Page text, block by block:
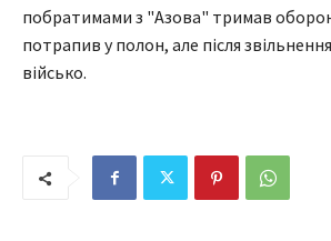
побратимами з "Азова" тримав
потрапив у полон, але після
військо.